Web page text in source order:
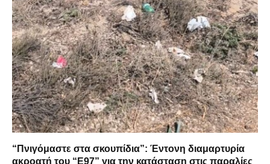
“Πνιγόμαστε στα σκουπίδια”: Έντονη διαμαρτυρία
ακροατή του “Ε97” για την κατάσταση στις παραλίες